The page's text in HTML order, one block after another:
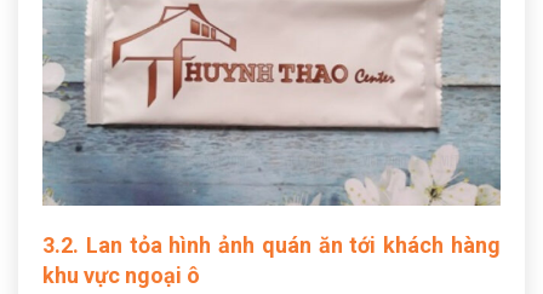
3.2. Lan tỏa hình ảnh quán ăn tới khách hàng
khu vực ngoại ô